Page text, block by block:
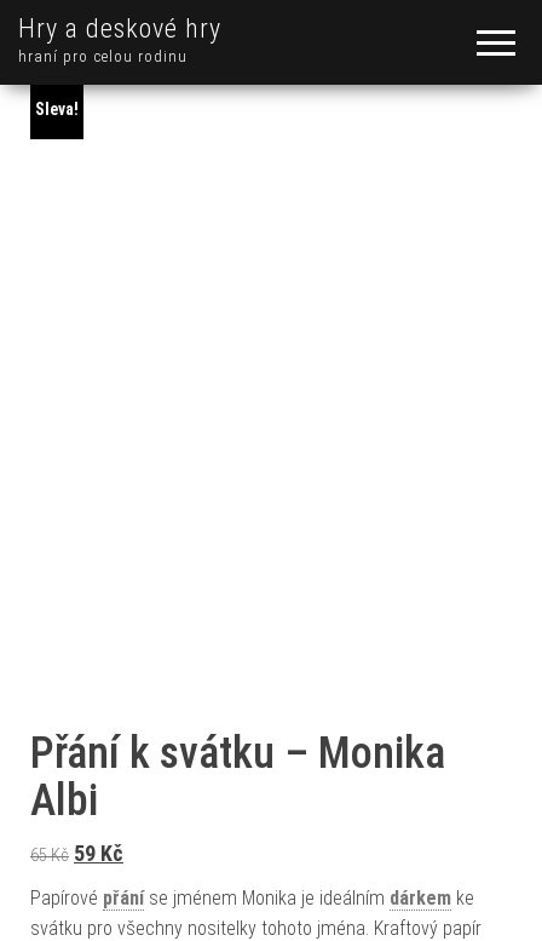
Hry a deskové hry
hraní pro celou rodinu
Sleva!
Přání k svátku – Monika
Albi
65Kč Původní cena byla: 65 Kč.
59 Kč
Papírové přáníse jménem Monika je ideálním dárkem ke
svátku pro všechny nositelky tohoto jména. Kraftový papír